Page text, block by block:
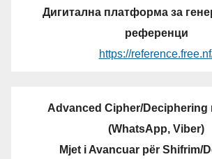
Дигитална платформа за
референци
https://
Advanced Cipher/Deciphering
(WhatsApp, Viber)
Mjet i Avancuar për Shifrim/